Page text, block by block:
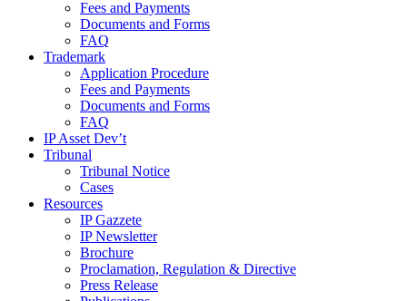
Fees and Payments
Documents and Forms
FAQ
Trademark
Application Procedure
Fees and Payments
Documents and Forms
FAQ
IP Asset Dev’t
Tribunal
Tribunal Notice
Cases
Resources
IP Gazzete
IP Newsletter
Brochure
Proclamation, Regulation & Directive
Press Release